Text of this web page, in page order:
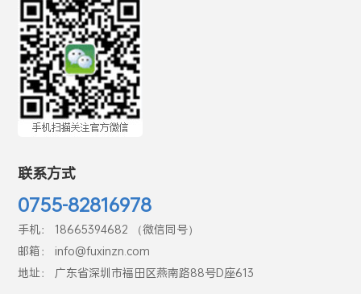
联系方式
0755-82816978
手机： 18665394682 （微信同号）
邮箱： info@fuxinzn.com
地址： 广东省深圳市福田区燕南路88号D座613